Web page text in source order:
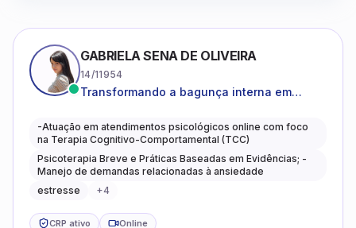
GABRIELA SENA DE OLIVEIRA
14/11954
Transformando a bagunça interna em
caminhos mais gentis para se viver.
-Atuação em atendimentos psicológicos online com foco
na Terapia Cognitivo-Comportamental (TCC)
Psicoterapia Breve e Práticas Baseadas em Evidências; -
Manejo de demandas relacionadas à ansiedade
estresse
+4
CRP ativo Online